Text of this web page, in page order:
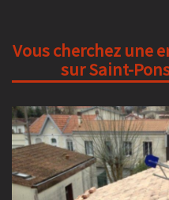
Vous cherchez une
sur Saint-